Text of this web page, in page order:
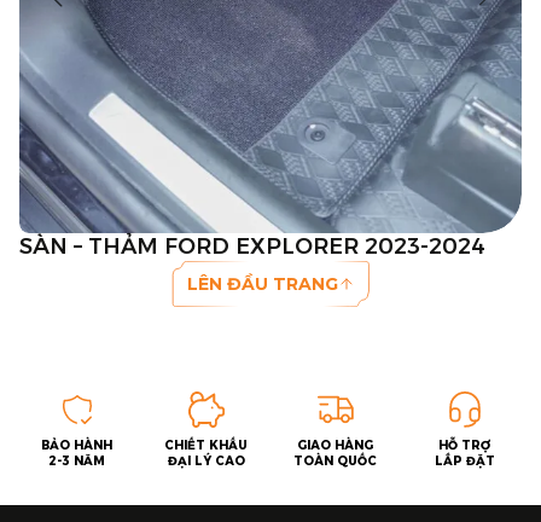
SÀN – THẢM FORD EXPLORER 2023-2024
LÊN ĐẦU TRANG
BẢO HÀNH
2-3 NĂM
CHIẾT KHẤU
ĐẠI LÝ CAO
GIAO HÀNG
TOÀN QUỐC
HỖ TRỢ
LẮP ĐẶT